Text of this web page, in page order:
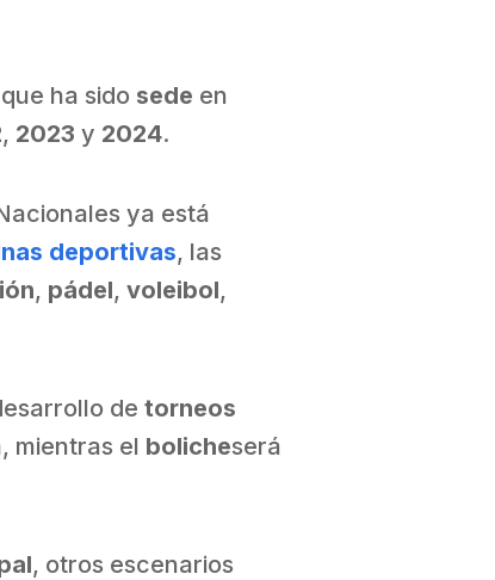
ha sido sede en
, 2023 y 2024.
ya está
deportivas, las
, pádel, voleibol,
de torneos
mientras el bolicheserá
, otros escenarios